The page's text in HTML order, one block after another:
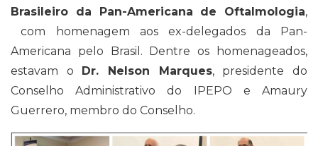
Brasileiro da Pan-Americana de Oftalmologia,
com homenagem aos ex-delegados da Pan-
Americana pelo Brasil. Dentre os homenageados,
estavam o
Dr. Nelson Marques, presidente do
Conselho Administrativo do IPEPO e Amaury
Guerrero, membro do Conselho.